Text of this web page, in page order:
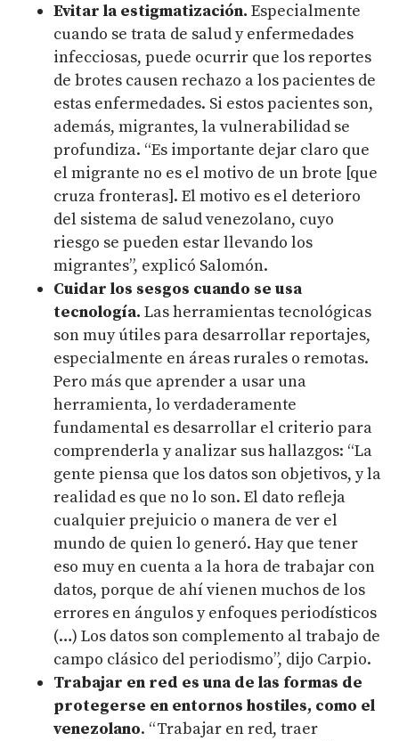
Evitar la estigmatización. Especialmente
cuando se trata de salud y enfermedades
infecciosas, puede ocurrir que los reportes
de brotes causen rechazo a los pacientes de
estas enfermedades. Si estos pacientes son,
además, migrantes, la vulnerabilidad se
profundiza. “Es importante dejar claro que
el migrante no es el motivo de un brote [que
cruza fronteras]. El motivo es el deterioro
del sistema de salud venezolano, cuyo
riesgo se pueden estar llevando los
migrantes”, explicó Salomón.
Cuidar los sesgos cuando se usa
tecnología. Las herramientas tecnológicas
son muy útiles para desarrollar reportajes,
especialmente en áreas rurales o remotas.
Pero más que aprender a usar una
herramienta, lo verdaderamente
fundamental es desarrollar el criterio para
comprenderla y analizar sus hallazgos: “La
gente piensa que los datos son objetivos, y la
realidad es que no lo son. El dato refleja
cualquier prejuicio o manera de ver el
mundo de quien lo generó. Hay que tener
eso muy en cuenta a la hora de trabajar con
datos, porque de ahí vienen muchos de los
errores en ángulos y enfoques periodísticos
(…) Los datos son complemento al trabajo de
campo clásico del periodismo”, dijo Carpio.
Trabajar en red es una de las formas de
protegerse en entornos hostiles, como el
venezolano. “Trabajar en red, traer